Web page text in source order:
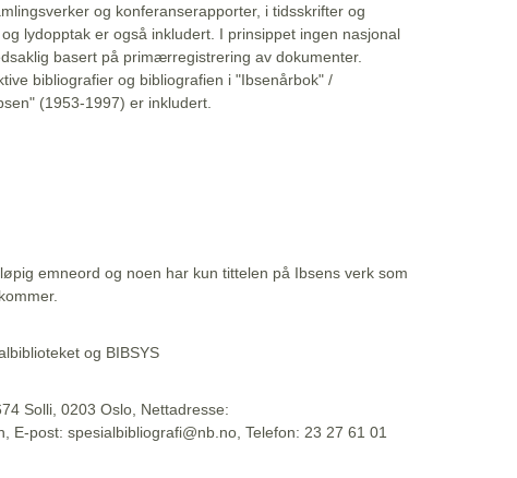
og konferanserapporter, i tidsskrifter og
lydopptak er også inkludert. I prinsippet ingen nasjonal
basert på primærregistrering av dokumenter.
bibliografier og bibliografien i "Ibsenårbok" /
(1953-1997) er inkludert.
emneord og noen har kun tittelen på Ibsens verk som
og BIBSYS
Solli, 0203 Oslo, Nettadresse:
E-post: spesialbibliografi@nb.no, Telefon: 23 27 61 01